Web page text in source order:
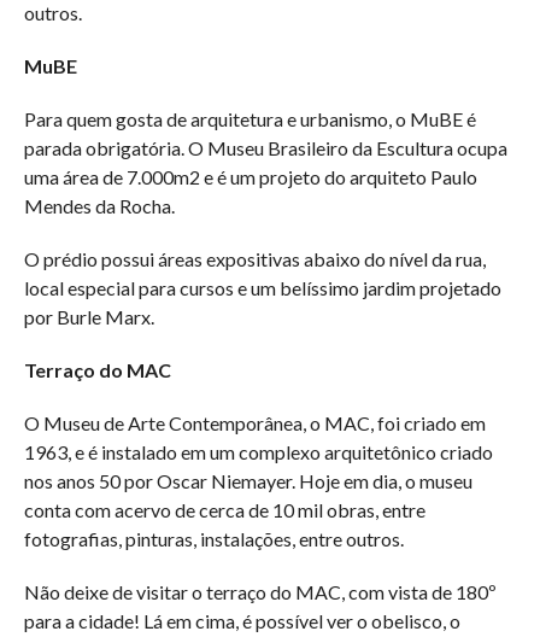
outros.
MuBE
Para quem gosta de arquitetura e urbanismo, o MuBE é
parada obrigatória. O Museu Brasileiro da Escultura ocupa
uma área de 7.000m2 e é um projeto do arquiteto Paulo
Mendes da Rocha.
O prédio possui áreas expositivas abaixo do nível da rua,
local especial para cursos e um belíssimo jardim projetado
por Burle Marx.
Terraço do MAC
O Museu de Arte Contemporânea, o MAC, foi criado em
1963, e é instalado em um complexo arquitetônico criado
nos anos 50 por Oscar Niemayer. Hoje em dia, o museu
conta com acervo de cerca de 10 mil obras, entre
fotografias, pinturas, instalações, entre outros.
Não deixe de visitar o terraço do MAC, com vista de 180º
para a cidade! Lá em cima, é possível ver o obelisco, o